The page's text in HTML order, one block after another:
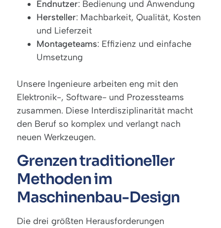
Endnutzer: Bedienung und Anwendung
Hersteller: Machbarkeit, Qualität, Kosten
und Lieferzeit
Montageteams: Effizienz und einfache
Umsetzung
Unsere Ingenieure arbeiten eng mit den
Elektronik-, Software- und Prozessteams
zusammen. Diese Interdisziplinarität macht
den Beruf so komplex und verlangt nach
neuen Werkzeugen.
Grenzen traditioneller
Methoden im
Maschinenbau-Design
Die drei größten Herausforderungen